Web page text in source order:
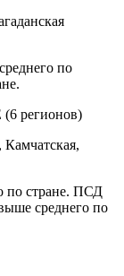
по
регионов)
по стране. ПСД
среднего по